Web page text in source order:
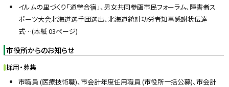
イルムの里づくり「通学合宿」、男女共同参画市民フォーラム、障害者ス
ポーツ大会北海道選手団選出、北海道統計功労者知事感謝状伝達
式…(本紙 03ページ)
市役所からのお知らせ
採用・募集
市職員 (医療技術職)、市会計年度任用職員 (市役所一括公募)、市会計